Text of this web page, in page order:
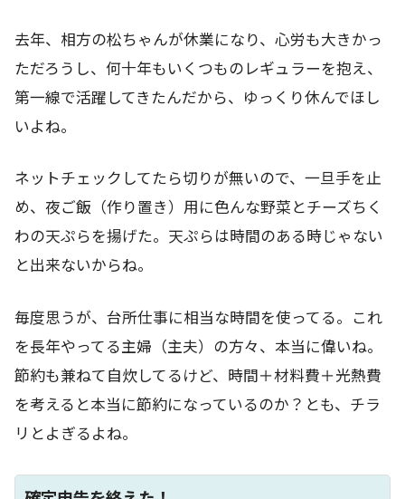
去年、相方の松ちゃんが休業になり、心労も大きかっ
ただろうし、何十年もいくつものレギュラーを抱え、
第一線で活躍してきたんだから、ゆっくり休んでほし
いよね。
ネットチェックしてたら切りが無いので、一旦手を止
め、夜ご飯（作り置き）用に色んな野菜とチーズちく
わの天ぷらを揚げた。天ぷらは時間のある時じゃない
と出来ないからね。
毎度思うが、台所仕事に相当な時間を使ってる。これ
を長年やってる主婦（主夫）の方々、本当に偉いね。
節約も兼ねて自炊してるけど、時間＋材料費＋光熱費
を考えると本当に節約になっているのか？とも、チラ
リとよぎるよね。